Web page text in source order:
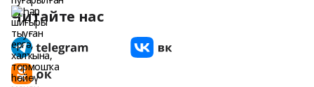
Читайте нас